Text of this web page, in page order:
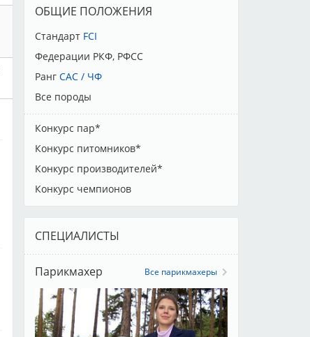
ОБЩИЕ ПОЛОЖЕНИЯ
Стандарт FCI
Федерации РКФ, РФСС
Ранг CAC / ЧФ
Все породы
Конкурс пар*
Конкурс питомников*
Конкурс производителей*
Конкурс чемпионов
СПЕЦИАЛИСТЫ
Парикмахер Все парикмахеры